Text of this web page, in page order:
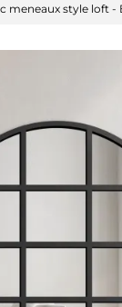
meneaux style loft -